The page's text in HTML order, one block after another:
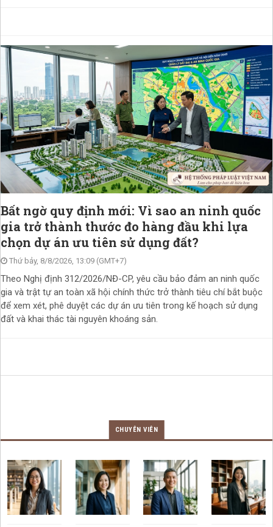
Bất ngờ quy định mới: Vì sao an ninh quốc
gia trở thành thước đo hàng đầu khi lựa
chọn dự án ưu tiên sử dụng đất?
Thứ bảy, 8/8/2026, 13:09 (GMT+7)
Theo Nghị định 312/2026/NĐ-CP, yêu cầu bảo đảm an ninh quốc
gia và trật tự an toàn xã hội chính thức trở thành tiêu chí bắt buộc
để xem xét, phê duyệt các dự án ưu tiên trong kế hoạch sử dụng
đất và khai thác tài nguyên khoáng sản.
CHUYÊN VIÊN